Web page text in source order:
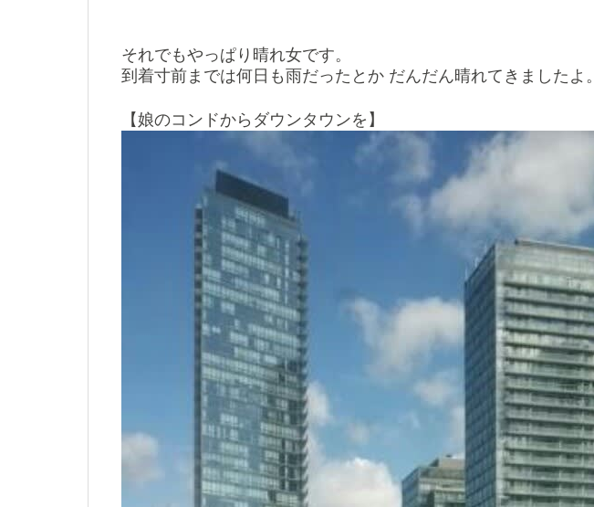
それでもやっぱり晴れ女です。
到着寸前までは何日も雨だったとか だんだん晴れてきましたよ。
【娘のコンドからダウンタウンを】